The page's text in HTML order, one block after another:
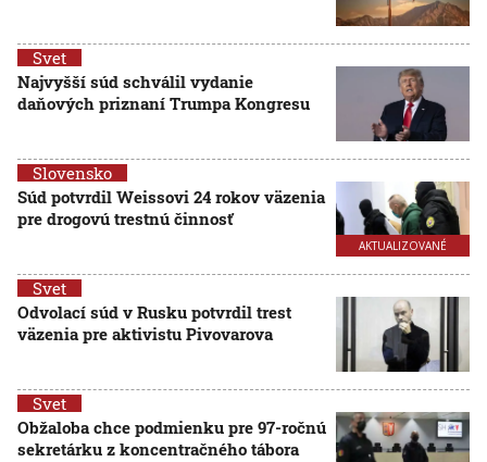
Svet
Najvyšší súd schválil vydanie
daňových priznaní Trumpa Kongresu
AKTUALIZOVANÉ
Slovensko
Súd potvrdil Weissovi 24 rokov väzenia
pre drogovú trestnú činnosť
Svet
Odvolací súd v Rusku potvrdil trest
väzenia pre aktivistu Pivovarova
Svet
Obžaloba chce podmienku pre 97-ročnú
sekretárku z koncentračného tábora